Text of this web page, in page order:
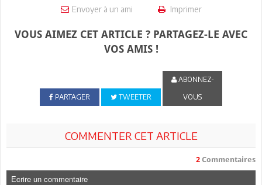
Envoyer à un ami Imprimer
VOUS AIMEZ CET ARTICLE ? PARTAGEZ-LE AVEC
VOS AMIS !
PARTAGER TWEETER
ABONNEZ-
VOUS
COMMENTER CET ARTICLE
2 Commentaires
Ecrire un commentaire